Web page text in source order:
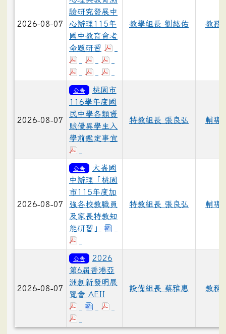
2026-08-07
驗研究發展中
心辦理115年
國中教育會考
命題研習
教學組長 劉紘佑 教務
2026-08-07
公告
桃園市
116學年度國
民中學各類資
賦優異學生入
學前鑑定事宜
特教組長 張良弘 輔導
2026-08-07
公告
大崙國
中辦理「桃園
市115年度加
強各校教職員
及家長特教知
能研習」
特教組長 張良弘 輔導
2026-08-07
公告
2026
第6屆香港亞
洲創新發明展
覽會 AEII
設備組長 蔡雅惠 教務